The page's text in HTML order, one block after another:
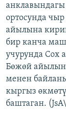
ортосунда
айылына
бир канча
учурунда Сох
Бөжөй
менен
кыргыз
баштаган.